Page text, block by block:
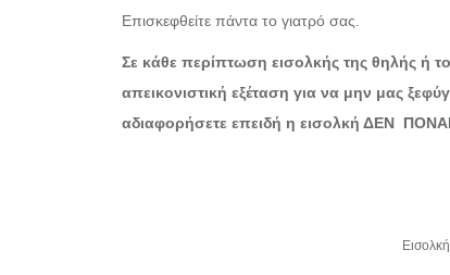
Επισκεφθείτε πάντα το γιατρό σας.
Σε κάθε περίπτωση εισολκής της θηλής ή
απεικονιστική εξέταση για να μην μας
αδιαφορήσετε επειδή η εισολκή ΔΕΝ